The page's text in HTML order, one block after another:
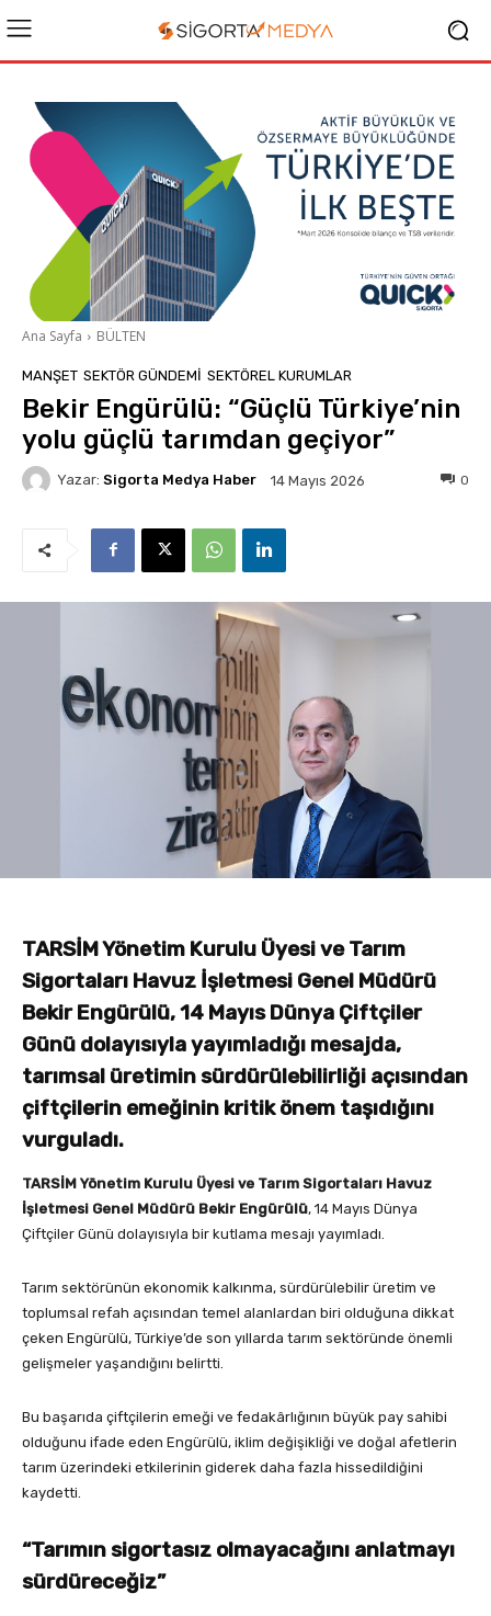
Ana Sayfa BÜLTEN
MANŞET SEKTÖR GÜNDEMİ SEKTÖREL KURUMLAR
Bekir Engürülü: “Güçlü Türkiye’nin
yolu güçlü tarımdan geçiyor”
Yazar: Sigorta Medya Haber 14 Mayıs 2026 0
TARSİM Yönetim Kurulu Üyesi ve Tarım
Sigortaları Havuz İşletmesi Genel Müdürü
Bekir Engürülü, 14 Mayıs Dünya Çiftçiler
Günü dolayısıyla yayımladığı mesajda,
tarımsal üretimin sürdürülebilirliği açısından
çiftçilerin emeğinin kritik önem taşıdığını
vurguladı.
TARSİM Yönetim Kurulu Üyesi ve Tarım Sigortaları Havuz
İşletmesi Genel Müdürü Bekir Engürülü, 14 Mayıs Dünya
Çiftçiler Günü dolayısıyla bir kutlama mesajı yayımladı.
Tarım sektörünün ekonomik kalkınma, sürdürülebilir üretim ve
toplumsal refah açısından temel alanlardan biri olduğuna dikkat
çeken Engürülü, Türkiye’de son yıllarda tarım sektöründe önemli
gelişmeler yaşandığını belirtti.
Bu başarıda çiftçilerin emeği ve fedakârlığının büyük pay sahibi
olduğunu ifade eden Engürülü, iklim değişikliği ve doğal afetlerin
tarım üzerindeki etkilerinin giderek daha fazla hissedildiğini
kaydetti.
“Tarımın sigortasız olmayacağını anlatmayı
sürdüreceğiz”